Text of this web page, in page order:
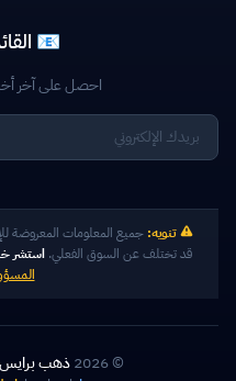
📧
احصل على آخر
تنويه: جميع المعلومات المعروضة
قد تختلف عن السوق الفعلي.استشر
© 2026 ذهب برايس